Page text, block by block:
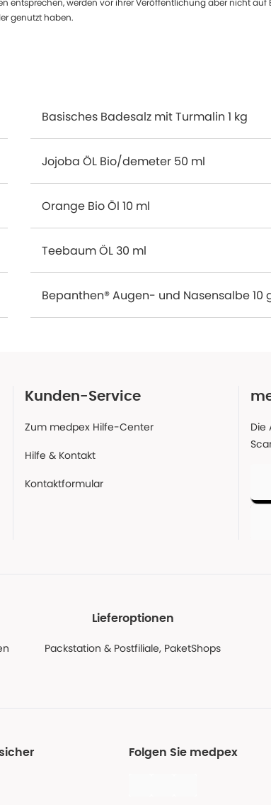
werden vor ihrer Veröffentlichung aber nicht auf
genutzt haben.
Basisches Badesalz mit Turmalin 1 kg
Jojoba ÖL Bio/demeter 50 ml
Orange Bio Öl 10 ml
Teebaum ÖL 30 ml
Bepanthen® Augen- und Nasensalbe 10
Kunden-Service
Zum medpex Hilfe-Center
Hilfe & Kontakt
Kontaktformular
Die
Lieferoptionen
Packstation & Postfiliale, PaketShops
Folgen Sie medpex